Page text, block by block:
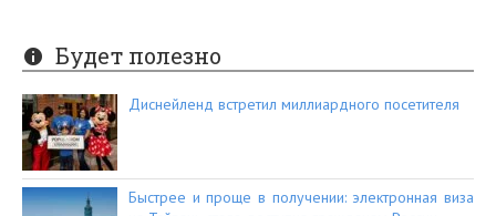
Будет полезно
Диснейленд встретил миллиардного посетителя
Быстрее и проще в получении: электронная виза